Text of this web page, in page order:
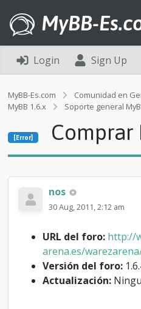
MyBB-
Login Sign Up
MyBB-Es.com Comunidad en
MyBB 1.6.x
Soporte general
[Error] Comprar
nos
30 Aug, 2011, 2:12 am
URL del foro: http://
arena.es/
Versión del foro:
Actualización: